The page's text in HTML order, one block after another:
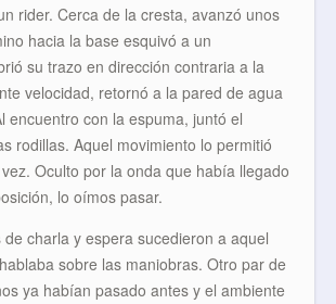
rider. Cerca de la cresta, avanzó unos
hacia la base esquivó a un
su trazo en dirección contraria a la
velocidad, retornó a la pared de agua
encuentro con la espuma, juntó el
rodillas. Aquel movimiento lo permitió
Oculto por la onda que había llegado
lo oímos pasar.
charla y espera sucedieron a aquel
sobre las maniobras. Otro par de
ya habían pasado antes y el ambiente